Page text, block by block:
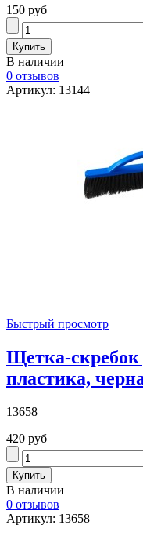
150 руб
В наличии
0 отзывов
Артикул: 13144
Быстрый просмотр
Щетка-скребок
пластика,
13658
420 руб
В наличии
0 отзывов
Артикул: 13658